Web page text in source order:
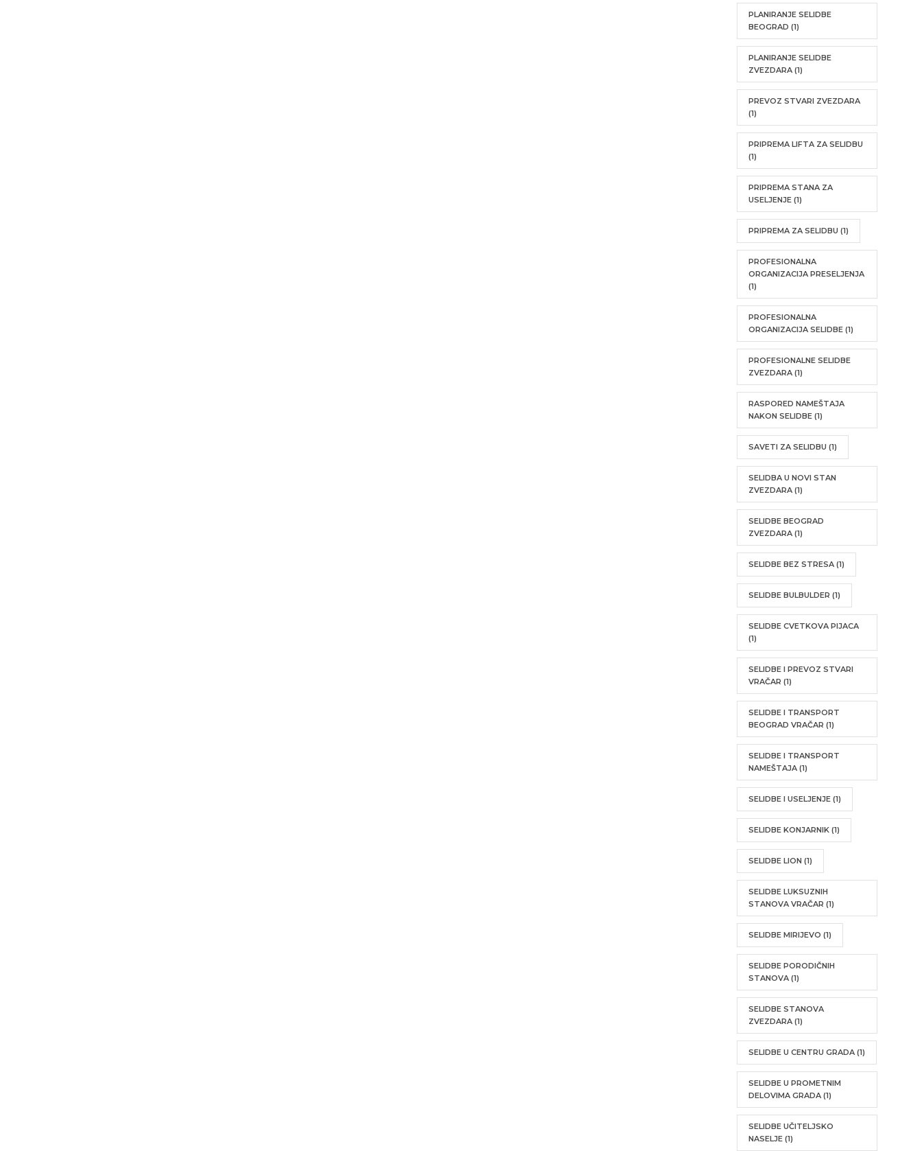
PLANIRANJE SELIDBE
BEOGRAD (1)
PLANIRANJE SELIDBE
ZVEZDARA (1)
PREVOZ STVARI ZVEZDARA
(1)
PRIPREMA LIFTA ZA SELIDBU
(1)
PRIPREMA STANA ZA
USELJENJE (1)
PRIPREMA ZA SELIDBU (1)
PROFESIONALNA
ORGANIZACIJA PRESELJENJA
(1)
PROFESIONALNA
ORGANIZACIJA SELIDBE (1)
PROFESIONALNE SELIDBE
ZVEZDARA (1)
RASPORED NAMEŠTAJA
NAKON SELIDBE (1)
SAVETI ZA SELIDBU (1)
SELIDBA U NOVI STAN
ZVEZDARA (1)
SELIDBE BEOGRAD
ZVEZDARA (1)
SELIDBE BEZ STRESA (1)
SELIDBE BULBULDER (1)
SELIDBE CVETKOVA PIJACA
(1)
SELIDBE I PREVOZ STVARI
VRAČAR (1)
SELIDBE I TRANSPORT
BEOGRAD VRAČAR (1)
SELIDBE I TRANSPORT
NAMEŠTAJA (1)
SELIDBE I USELJENJE (1)
SELIDBE KONJARNIK (1)
SELIDBE LION (1)
SELIDBE LUKSUZNIH
STANOVA VRAČAR (1)
SELIDBE MIRIJEVO (1)
SELIDBE PORODIČNIH
STANOVA (1)
SELIDBE STANOVA
ZVEZDARA (1)
SELIDBE U CENTRU GRADA (1)
SELIDBE U PROMETNIM
DELOVIMA GRADA (1)
SELIDBE UČITELJSKO
NASELJE (1)